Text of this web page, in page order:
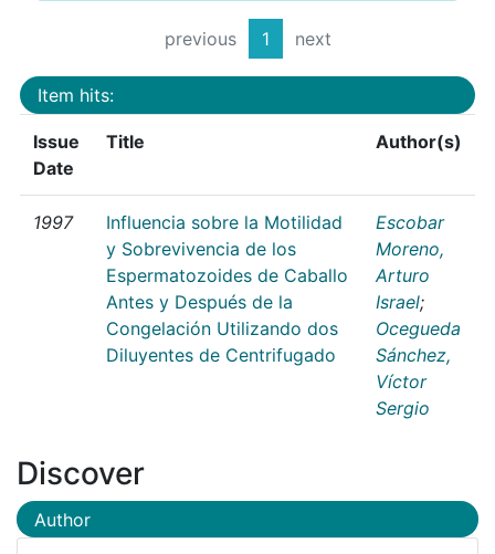
previous 1 next
Item hits:
Issue
Date
Title Author(s)
1997
Influencia sobre la Motilidad
y Sobrevivencia de los
Espermatozoides de Caballo
Antes y Después de la
Congelación Utilizando dos
Diluyentes de Centrifugado
Escobar
Moreno,
Arturo
Israel;
Ocegueda
Sánchez,
Víctor
Sergio
Discover
Author